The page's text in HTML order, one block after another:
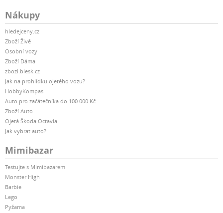
Nákupy
hledejceny.cz
Zboží Živě
Osobní vozy
Zboží Dáma
zbozi.blesk.cz
Jak na prohlídku ojetého vozu?
HobbyKompas
Auto pro začátečníka do 100 000 Kč
Zboží Auto
Ojetá Škoda Octavia
Jak vybrat auto?
Mimibazar
Testujte s Mimibazarem
Monster High
Barbie
Lego
Pyžama